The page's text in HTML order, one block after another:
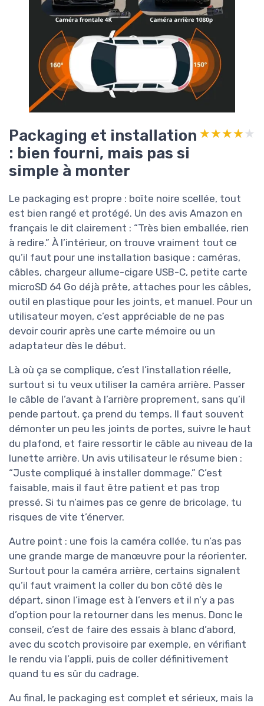
Packaging et installation
: bien fourni, mais pas si
simple à monter
★★★★★
★★★★★
Le packaging est propre : boîte noire scellée, tout
est bien rangé et protégé. Un des avis Amazon en
français le dit clairement : “Très bien emballée, rien
à redire.” À l’intérieur, on trouve vraiment tout ce
qu’il faut pour une installation basique : caméras,
câbles, chargeur allume-cigare USB-C, petite carte
microSD 64 Go déjà prête, attaches pour les câbles,
outil en plastique pour les joints, et manuel. Pour un
utilisateur moyen, c’est appréciable de ne pas
devoir courir après une carte mémoire ou un
adaptateur dès le début.
Là où ça se complique, c’est l’installation réelle,
surtout si tu veux utiliser la caméra arrière. Passer
le câble de l’avant à l’arrière proprement, sans qu’il
pende partout, ça prend du temps. Il faut souvent
démonter un peu les joints de portes, suivre le haut
du plafond, et faire ressortir le câble au niveau de la
lunette arrière. Un avis utilisateur le résume bien :
“Juste compliqué à installer dommage.” C’est
faisable, mais il faut être patient et pas trop
pressé. Si tu n’aimes pas ce genre de bricolage, tu
risques de vite t’énerver.
Autre point : une fois la caméra collée, tu n’as pas
une grande marge de manœuvre pour la réorienter.
Surtout pour la caméra arrière, certains signalent
qu’il faut vraiment la coller du bon côté dès le
départ, sinon l’image est à l’envers et il n’y a pas
d’option pour la retourner dans les menus. Donc le
conseil, c’est de faire des essais à blanc d’abord,
avec du scotch provisoire par exemple, en vérifiant
le rendu via l’appli, puis de coller définitivement
quand tu es sûr du cadrage.
Au final, le packaging est complet et sérieux, mais la